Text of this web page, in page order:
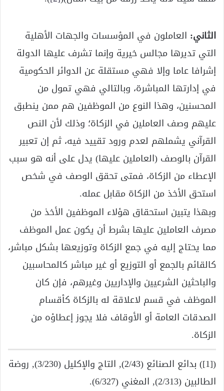
الثاني: العاملون في المؤسسات والجهات الأهلية
التي تديرها مجالس خيرية وإنما تشرف عليها الدولة
إشرافا عاما وإلا فهي مستقلة عن الدوائر الحكومية
في إدارتها المباشرة، وبالتالي فهي تمول من
المحسنين، وهذا النوع من الموظفين هم ممن ينطبق
عليهم وصف العاملين في الزكاة؛ وذلك لأن النص
القرآني يشملهم لعدم ورود تقييد فيه، ثم إن تعبير
القرآن بالوصف (العاملين عليها) يدل على أنه هو سبب
الإعطاء من الزكاة، فمتى تحقق الوصف في شخص
استحق الأخذ من الزكاة مقابل عمله.
وبهذا يتبين استحقاق هؤلاء الموظفين الأخذ من
مصرف العاملين عليها بشرط أن يكون عمل الموظف
مما يحتاج إليه في جمع الزكاة وتوزيعها بشكل مباشر،
كالقائم بالجمع أو التوزيع أو غير مباشر كالمحاسبين
والباحثين الشرعيين والإداريين وغيرهم، فإن كان
الموظف في قسم لاعلاقة له بالزكاة كأقسام
الصدقات العامة أو الأوقاف فلا يجوز إعطاؤه من
الزكاة.
([1]) بدائع الصنائع (2/43), التاج والإكليل (3/230), روضة
الطالبين (2/313), المغني (6/327).